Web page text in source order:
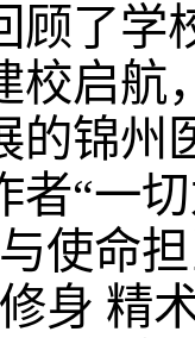
顾了学
校启航
的锦州
者“一
使命
身 精